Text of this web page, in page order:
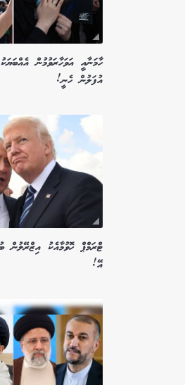
ހާމަނާއީ އަވަހާރަވުމުން
އުފަލުން ހެނީ!
ޓްރަމްޕް ހޮވުމާއެކު
އޭ!